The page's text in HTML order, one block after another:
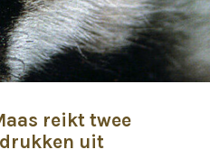
reikt twee
uit